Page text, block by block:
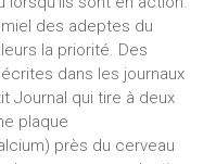
des adeptes du
la priorité. Des
dans les journaux
Journal qui tire à deux
plaque
près du cerveau